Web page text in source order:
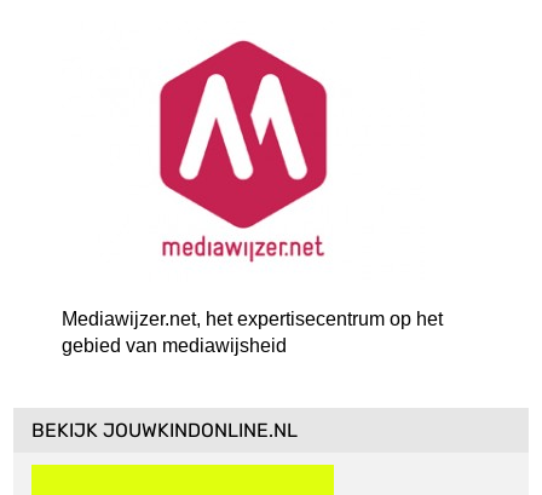
Mediawijzer.net, het expertisecentrum op het
gebied van mediawijsheid
BEKIJK JOUWKINDONLINE.NL